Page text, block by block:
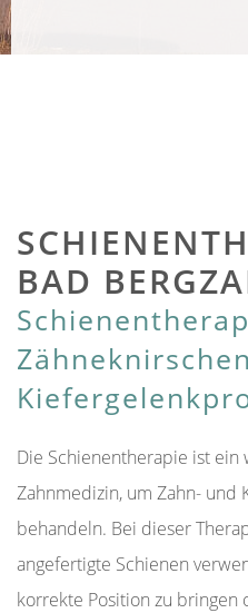
BAD
Die Schienentherapie ist
Zahnmedizin, um Zahn- und
behandeln. Bei dieser
angefertigte Schienen
korrekte Position zu bringen